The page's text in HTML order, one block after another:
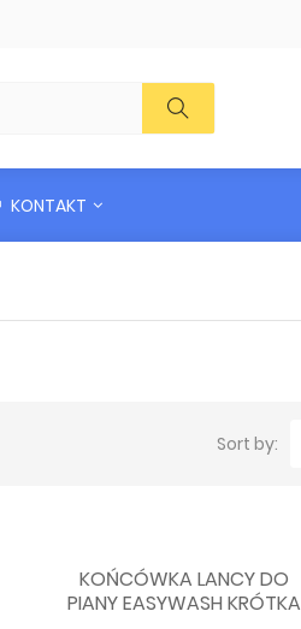
KONTAKT
Sort by:
KOŃCÓWKA LANCY DO
PIANY EASYWASH KRÓTKA